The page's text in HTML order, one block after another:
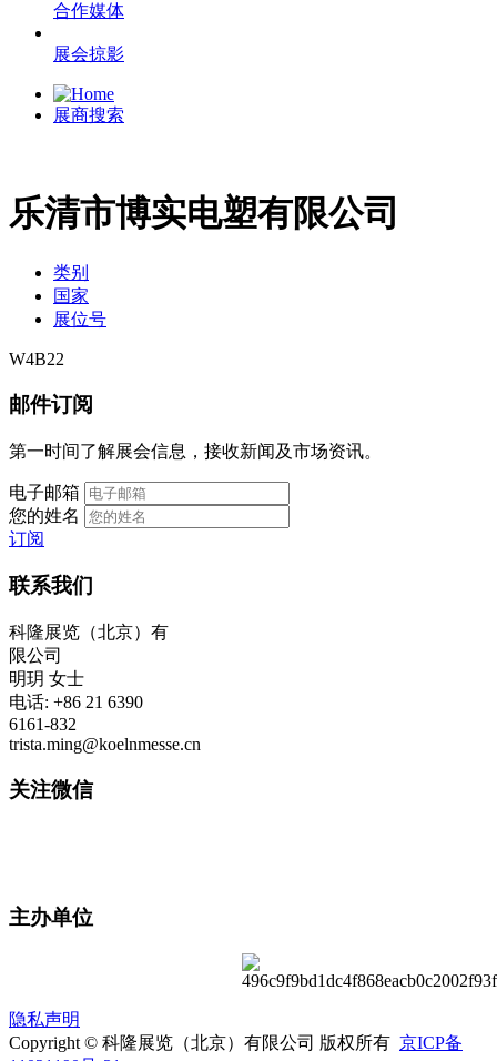
合作媒体
展会掠影
展商搜索
乐清市博实电塑有限公司
类别
国家
展位号
W4B22
邮件订阅
第一时间了解展会信息，接收新闻及市场资讯。
电子邮箱
您的姓名
订阅
联系我们
科隆展览（北京）有
限公司
明玥 女士
电话: +86 21 6390
6161-832
trista.ming@koelnmesse.cn
关注微信
主办单位
隐私声明
Copyright © 科隆展览（北京）有限公司 版权所有 京ICP备